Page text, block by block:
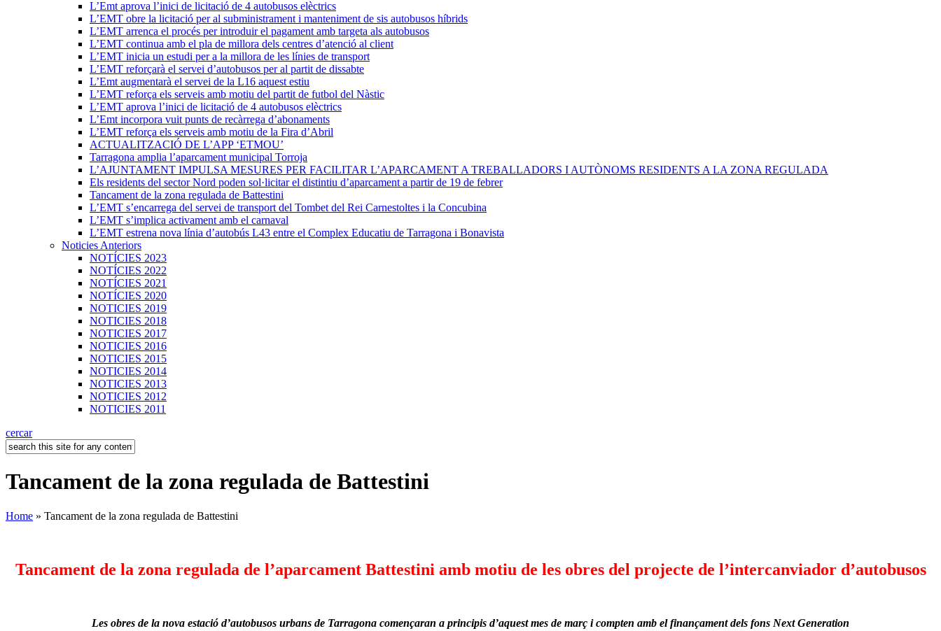
L’Emt aprova l’inici de licitació de 4 autobusos elèctrics
L’EMT obre la licitació per al subministrament i manteniment de sis autobusos híbrids
L’EMT arrenca el procés per introduir el pagament amb targeta als autobusos
L’EMT continua amb el pla de millora dels centres d’atenció al client
L’EMT inicia un estudi per a la millora de les línies de transport
L’EMT reforçarà el servei d’autobusos per al partit de dissabte
L’Emt augmentarà el servei de la L16 aquest estiu
L’EMT reforça els serveis amb motiu del partit de futbol del Nàstic
L’EMT aprova l’inici de licitació de 4 autobusos elèctrics
L’Emt incorpora vuit punts de recàrrega d’abonaments
L’EMT reforça els serveis amb motiu de la Fira d’Abril
ACTUALITZACIÓ DE L’APP ‘ETMOU’
Tarragona amplia l’aparcament municipal Torroja
L’AJUNTAMENT IMPULSA MESURES PER FACILITAR L’APARCAMENT A TREBALLADORS I AUTÒNOMS RESIDENTS A LA ZONA REGULADA
Els residents del sector Nord poden sol·licitar el distintiu d’aparcament a partir de 19 de febrer
Tancament de la zona regulada de Battestini
L’EMT s’encarrega del servei de transport del Tombet del Rei Carnestoltes i la Concubina
L’EMT s’implica activament amb el carnaval
L’EMT estrena nova línia d’autobús L43 entre el Complex Educatiu de Tarragona i Bonavista
Noticies Anteriors
NOTÍCIES 2023
NOTÍCIES 2022
NOTÍCIES 2021
NOTÍCIES 2020
NOTICIES 2019
NOTICIES 2018
NOTICIES 2017
NOTICIES 2016
NOTICIES 2015
NOTICIES 2014
NOTICIES 2013
NOTICIES 2012
NOTICIES 2011
cercar
Tancament de la zona regulada de Battestini
Home » Tancament de la zona regulada de Battestini
Tancament de la zona regulada de l’aparcament Battestini amb motiu de les obres del projecte de l’intercanviador d’autobusos
Les obres de la nova estació d’autobusos urbans de Tarragona començaran a principis d’aquest mes de març i compten amb el finançament dels fons Next Generation